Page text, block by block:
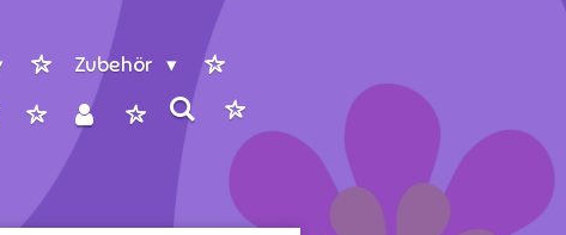
Zubehör